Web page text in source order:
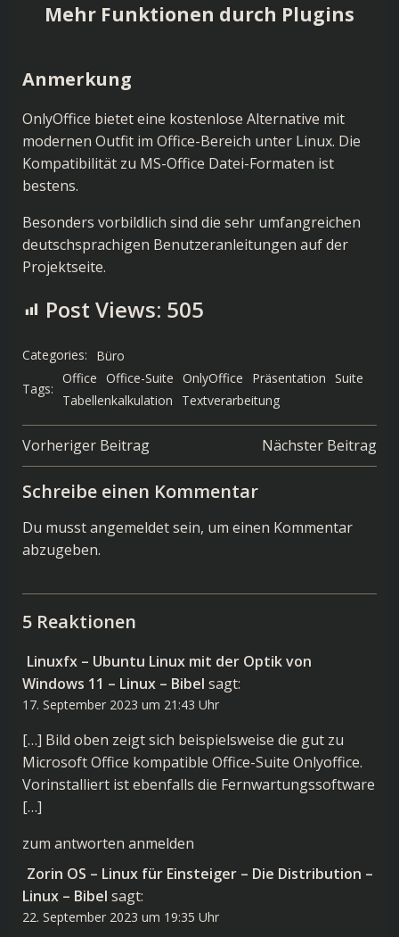
Mehr Funktionen durch Plugins
Anmerkung
OnlyOffice bietet eine kostenlose Alternative mit
modernen Outfit im Office-Bereich unter Linux. Die
Kompatibilität zu MS-Office Datei-Formaten ist
bestens.
Besonders vorbildlich sind die sehr umfangreichen
deutschsprachigen Benutzeranleitungen auf der
Projektseite.
Post Views: 505
Categories:
Büro
Tags:
Office Office-Suite OnlyOffice Präsentation Suite
Tabellenkalkulation
Textverarbeitung
Post
navigation
Vorheriger Beitrag
Post
navigation
Nächster Beitrag
Schreibe einen Kommentar
Du musstangemeldetsein, um einen Kommentar
abzugeben.
5 Reaktionen
Linuxfx – Ubuntu Linux mit der Optik von
Windows 11 – Linux – Bibel sagt:
17. September 2023 um 21:43 Uhr
[…] Bild oben zeigt sich beispielsweise die gut zu
Microsoft Office kompatible Office-Suite Onlyoffice.
Vorinstalliert ist ebenfalls die Fernwartungssoftware
[…]
zum antworten anmelden
Zorin OS – Linux für Einsteiger – Die Distribution –
Linux – Bibel sagt:
22. September 2023 um 19:35 Uhr